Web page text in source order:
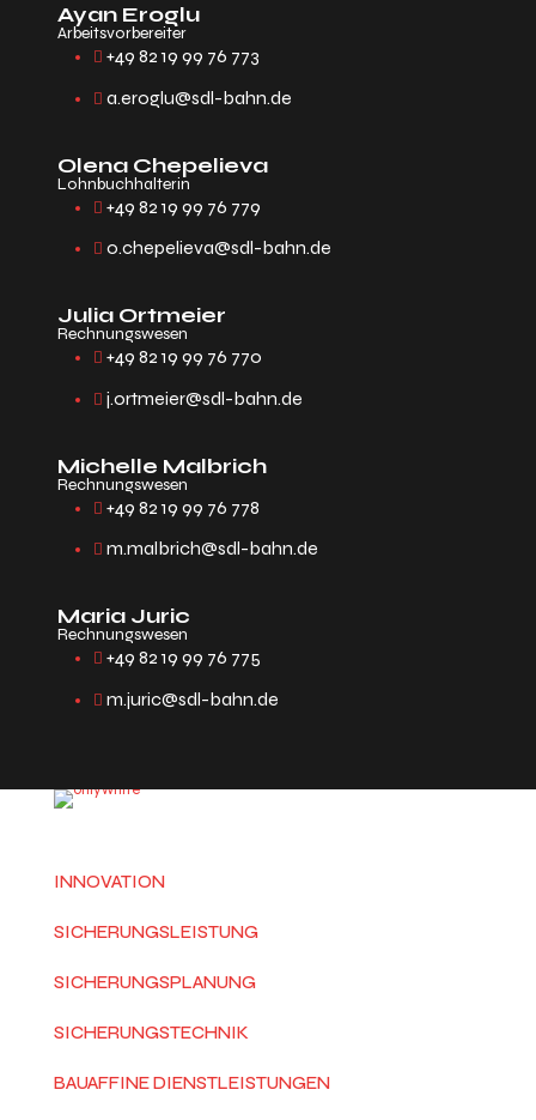
Ayan Eroglu
Arbeitsvorbereiter
+49 82 19 99 76 773
a.eroglu@sdl-bahn.de
Olena Chepelieva
Lohnbuchhalterin
+49 82 19 99 76 779
o.chepelieva@sdl-bahn.de
Julia Ortmeier
Rechnungswesen
+49 82 19 99 76 770
j.ortmeier@sdl-bahn.de
Michelle Malbrich
Rechnungswesen
+49 82 19 99 76 778
m.malbrich@sdl-bahn.de
Maria Juric
Rechnungswesen
+49 82 19 99 76 775
m.juric@sdl-bahn.de
INNOVATION
SICHERUNGSLEISTUNG
SICHERUNGSPLANUNG
SICHERUNGSTECHNIK
BAUAFFINE DIENSTLEISTUNGEN